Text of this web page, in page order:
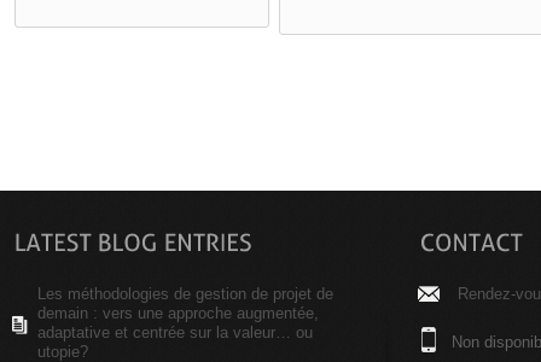
Les méthodologies de gestion de projet de
demain : vers une approche augmentée,
adaptative et centrée sur la valeur… ou
utopie?
Rendez-
Non